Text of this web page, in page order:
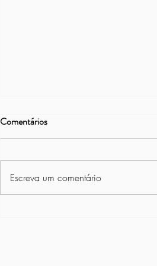
Comentários
Escreva um comentário